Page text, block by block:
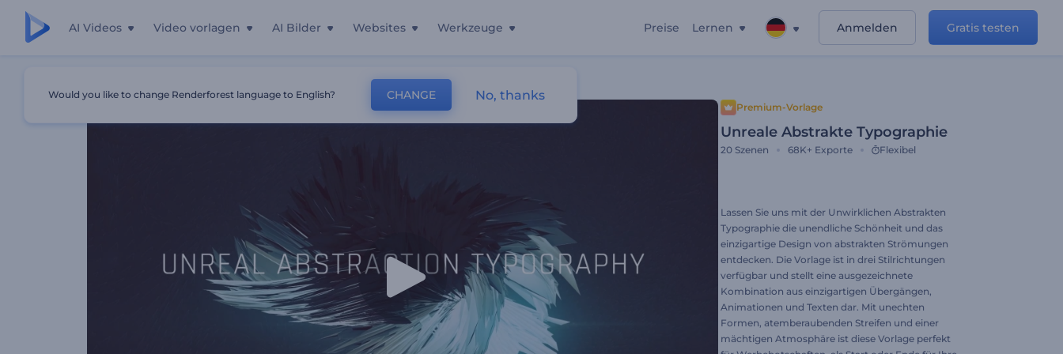
AI Videos Video vorlagen AI Bilder Websites Werkzeuge Preise Lernen Anmelden Gratis testen
Premium-Vorlage
Unreale Abstrakte Typographie
20 Szenen 68K+ Exporte Flexibel
Lassen Sie uns mit der Unwirklichen Abstrakten
Typographie die unendliche Schönheit und das
einzigartige Design von abstrakten Strömungen
entdecken. Die Vorlage ist in drei Stilrichtungen
verfügbar und stellt eine ausgezeichnete
Kombination aus einzigartigen Übergängen,
Animationen und Texten dar. Mit unechten
Formen, atemberaubenden Streifen und einer
mächtigen Atmosphäre ist diese Vorlage perfekt
Would you like to change Renderforest language to English? CHANGE No, thanks